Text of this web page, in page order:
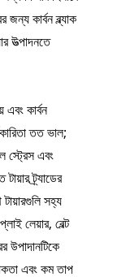
জন্য কার্বন ব্ল্যাক
উত্পাদনতে
কার্বন
তত ভাল;
স্ট্রেস এবং
ট্র্যাডের
সহ্য
লেয়ার, বেল্ট
উপাদানটিকে
এবং কম তাপ